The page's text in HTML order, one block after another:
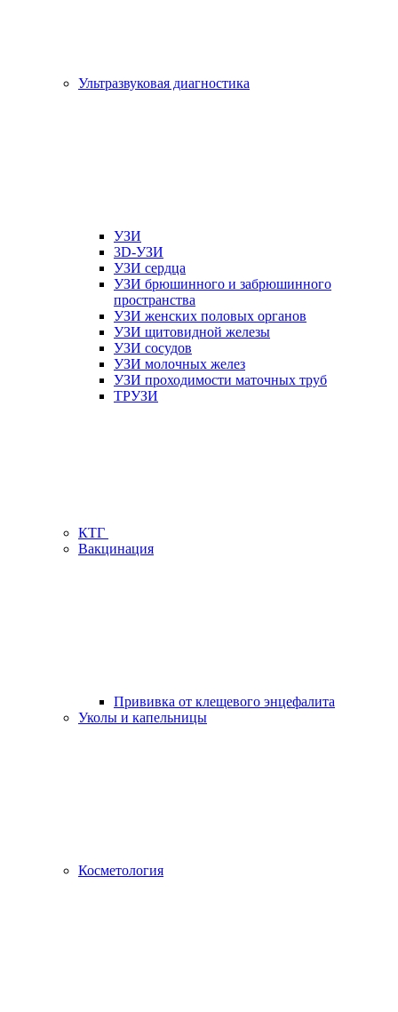
Ультразвуковая диагностика
УЗИ
3D-УЗИ
УЗИ сердца
УЗИ брюшинного и забрюшинного
пространства
УЗИ женских половых органов
УЗИ щитовидной железы
УЗИ сосудов
УЗИ молочных желез
УЗИ проходимости маточных труб
ТРУЗИ
КТГ
Вакцинация
Прививка от клещевого энцефалита
Уколы и капельницы
Косметология